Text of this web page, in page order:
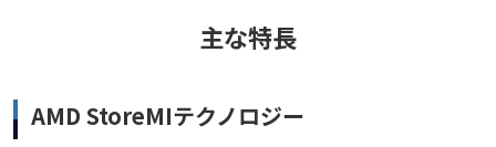
主な特長
AMD StoreMIテクノロジー